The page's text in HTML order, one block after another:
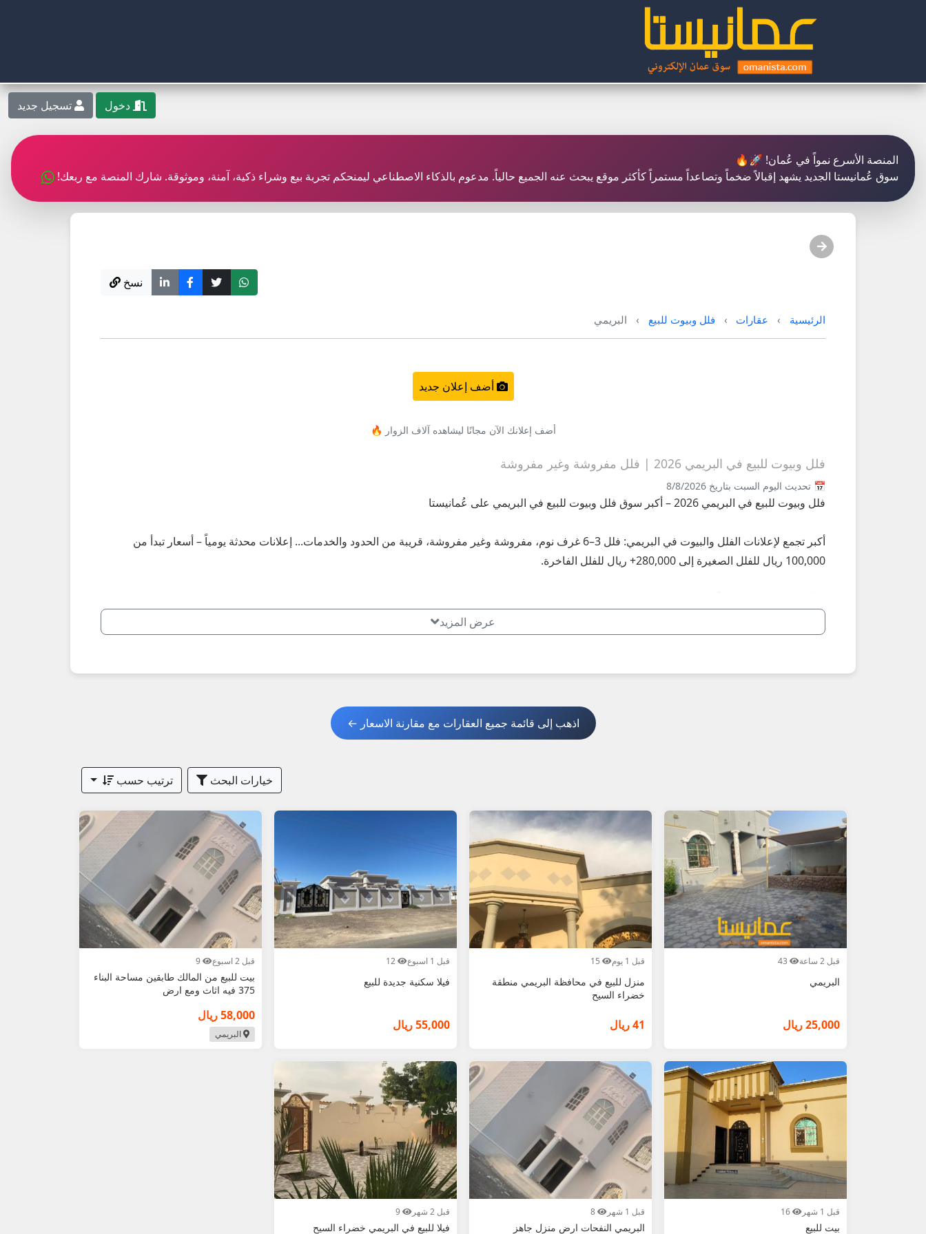
دخول تسجيل جديد
المنصة الأسرع نمواً في عُمان! 🚀🔥
سوق عُمانيستا الجديد يشهد إقبالاً ضخماً وتصاعداً مستمراً كأكثر موقع يبحث عنه الجميع حالياً. مدعوم بالذكاء الاصطناعي ليمنحكم تجربة بيع وشراء ذكية، آمنة، وموثوقة. شارك المنصة مع ربعك!
نسخ
الرئيسية عقارات فلل وبيوت للبيع البريمي
أضف إعلان جديد
أضف إعلانك الآن مجانًا ليشاهده آلاف الزوار 🔥
فلل وبيوت للبيع في البريمي 2026 | فلل مفروشة وغير مفروشة
📅 تحديث اليوم السبت بتاريخ 8/8/2026
فلل وبيوت للبيع في البريمي 2026 – أكبر سوق فلل وبيوت للبيع في البريمي على عُمانيستا
أكبر تجمع لإعلانات الفلل والبيوت في البريمي: فلل 3–6 غرف نوم، مفروشة وغير مفروشة، قريبة من الحدود والخدمات... إعلانات محدثة يومياً – أسعار تبدأ من
100,000 ريال للفلل الصغيرة إلى 280,000+ ريال للفلل الفاخرة.
- فلل استثمارية قريبة من الحدود
- فلل عائلية كبيرة
**نصائح مهمة عند شراء فلة في البريمي 2026:**
أضف إعلان فلتك الآن مجاناً – سواء مفروشة أو غير مفروشة – واجذب مشترين بسرعة! عُمانيستا... سوق فلل البريمي الأول.
عرض المزيد
اذهب إلى قائمة جميع العقارات مع مقارنة الاسعار ←
خيارات البحث ترتيب حسب
قبل 2 ساعة
البريمي
25,000 ريال
قبل 1 يوم
منزل للبيع في محافظة البريمي منطقة
خضراء السيح
41 ريال
قبل 1 اسبوع
فيلا سكنية جديدة للبيع
55,000 ريال
قبل 2 اسبوع
بيت للبيع من المالك طابقين مساحة البناء
375 فيه اثاث ومع ارض
58,000 ريال
البريمي
قبل 1 شهر
بيت للبيع
قبل 1 شهر
البريمي النفحات ارض منزل جاهز
قبل 2 شهر
فيلا للبيع في البريمي خضراء السيح